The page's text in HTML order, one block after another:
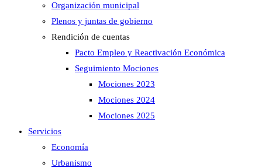
Organización municipal
Plenos y juntas de gobierno
Rendición de cuentas
Pacto Empleo y Reactivación Económica
Seguimiento Mociones
Mociones 2023
Mociones 2024
Mociones 2025
Servicios
Economía
Urbanismo